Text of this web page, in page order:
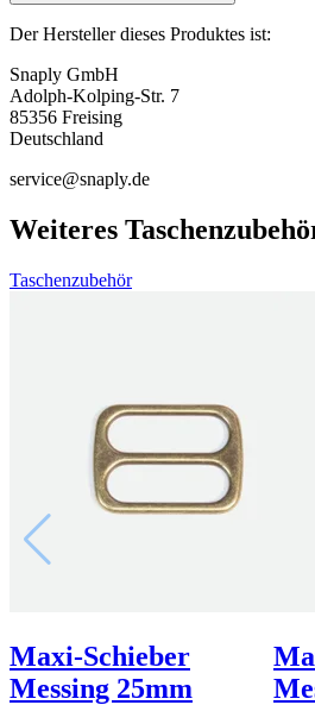
Der Hersteller dieses Produktes ist:
Snaply GmbH
Adolph-Kolping-Str. 7
85356 Freising
Deutschland
service@snaply.de
Weiteres
Taschenzubehör
Maxi-Schieber
Messing 25mm